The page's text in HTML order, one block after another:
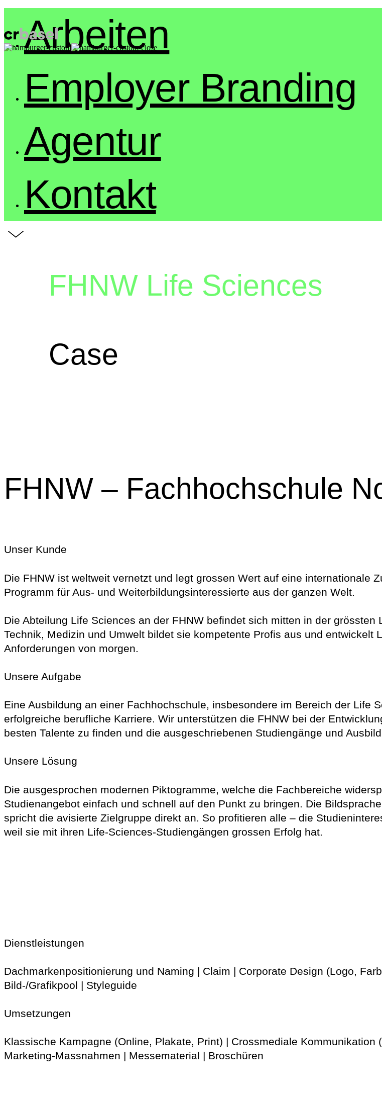
Arbeiten
Employer Branding
Agentur
Kontakt
FHNW Life Sciences
Case
FHNW – Fachhochschule
Unser Kunde
Die FHNW ist weltweit vernetzt und legt grossen Wert auf eine internationale
Programm für Aus- und Weiterbildungsinteressierte aus der ganzen Welt.
Die Abteilung Life Sciences an der FHNW befindet sich mitten in der
Technik, Medizin und Umwelt bildet sie kompetente Profis aus und
Anforderungen von morgen.
Unsere Aufgabe
Eine Ausbildung an einer Fachhochschule, insbesondere im Bereich der Life
erfolgreiche berufliche Karriere. Wir unterstützen die FHNW bei der
besten Talente zu finden und die ausgeschriebenen Studiengänge und
Unsere Lösung
Die ausgesprochen modernen Piktogramme, welche die Fachbereiche
Studienangebot einfach und schnell auf den Punkt zu bringen. Die
spricht die avisierte Zielgruppe direkt an. So profitieren alle – die
weil sie mit ihren Life-Sciences-Studiengängen grossen Erfolg hat.
Dienstleistungen
Dachmarkenpositionierung und Naming | Claim | Corporate Design (Logo,
Bild-/Grafikpool | Styleguide
Umsetzungen
Klassische Kampagne (Online, Plakate, Print) | Crossmediale
Marketing-Massnahmen | Messematerial | Broschüren